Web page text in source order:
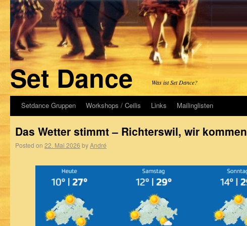
Set Dance Was ist Set Dance?
Setdance Gruppen Workshops / Ceilis Links Mailinglisten
Das Wetter stimmt – Richterswil, wir kommen
Posted on 22. Mai 2026 byAndré